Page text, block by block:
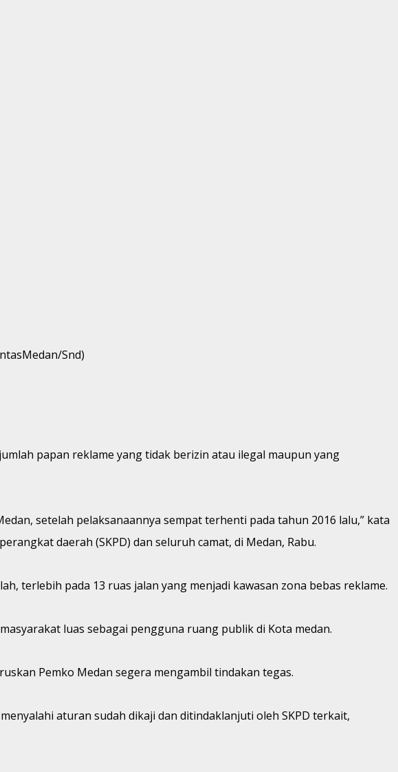
Snd)
papan reklame yang tidak berizin atau ilegal maupun yang
setelah pelaksanaannya sempat terhenti pada tahun 2016 lalu,” kata
daerah (SKPD) dan seluruh camat, di Medan, Rabu.
terlebih pada 13 ruas jalan yang menjadi kawasan zona bebas reklame.
luas sebagai pengguna ruang publik di Kota medan.
Pemko Medan segera mengambil tindakan tegas.
aturan sudah dikaji dan ditindaklanjuti oleh SKPD terkait,